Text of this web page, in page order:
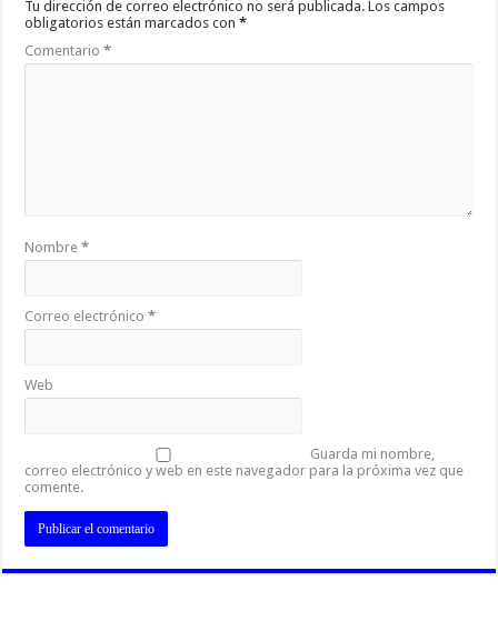
Tu dirección de correo electrónico no será publicada. Los campos
obligatorios están marcados con*
Comentario*
Nombre*
Correo electrónico*
Web
Guarda mi nombre,
correo electrónico y web en este navegador para la próxima vez que
comente.